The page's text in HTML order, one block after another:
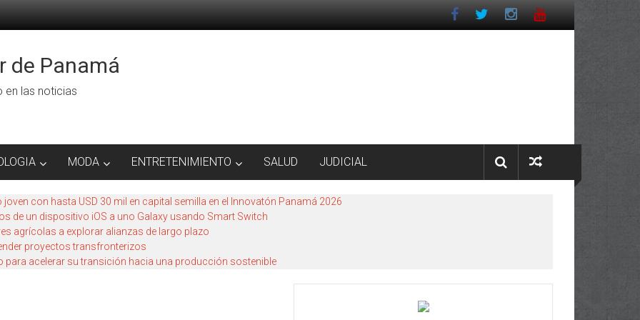
de Panamá
en las noticias
MODA ENTRETENIMIENTO SALUD JUDICIAL
joven con hasta USD 30 mil en capital semilla en el Innovatón Panamá 2026
de un dispositivo iOS a uno Galaxy usando Smart Switch
agrícolas a explorar alianzas de largo plazo
proyectos transfronterizos
acelerar su transición hacia una producción sostenible